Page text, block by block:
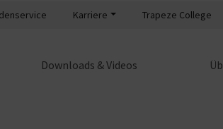
Karriere Trapeze College
Downloads & Videos